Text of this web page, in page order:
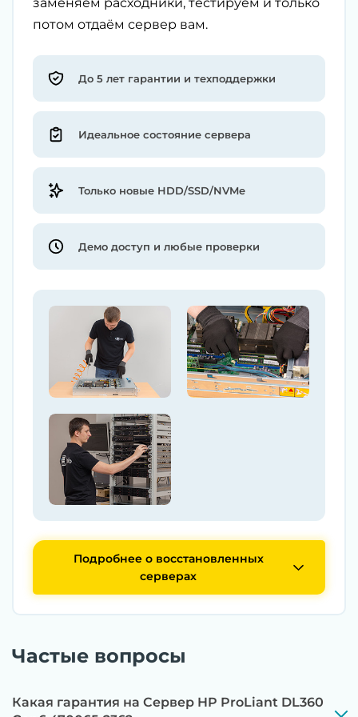
потом отдаём сервер вам.
До 5 лет гарантии и техподдержки
Идеальное состояние сервера
Только новые HDD/SSD/NVMe
Демо доступ и любые проверки
Подробнее о восстановленных
серверах
Частые вопросы
Какая гарантия на Сервер HP ProLiant DL360